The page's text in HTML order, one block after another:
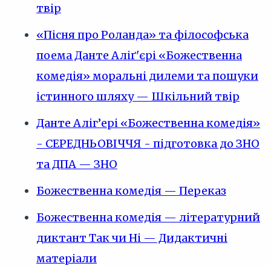
твір
«Пісня про Роланда» та філософська
поема Данте Аліґ'єрі «Божественна
комедія» моральні дилеми та пошуки
істинного шляху — Шкільний твір
Данте Аліг’ері «Божественна комедія»
- СЕРЕДНЬОВІЧЧЯ - підготовка до ЗНО
та ДПА — ЗНО
Божественна комедія — Переказ
Божественна комедія — літературний
диктант Так чи Ні — Дидактичні
матеріали